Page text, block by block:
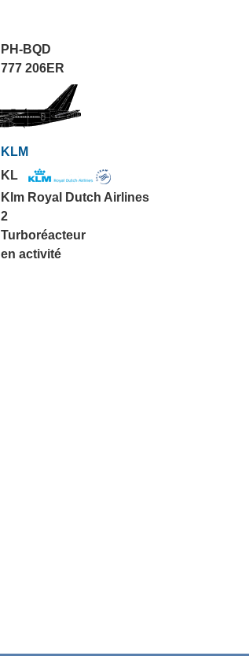
PH-BQD
777 206ER
KLM
KL
Klm Royal Dutch Airlines
2
Turboréacteur
en activité